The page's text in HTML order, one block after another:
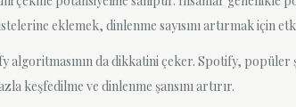
eklemek, dinlenme sayısını artırmak için
algoritmasının da dikkatini çeker. Spotify,
keşfedilme ve dinlenme şansını artırır.